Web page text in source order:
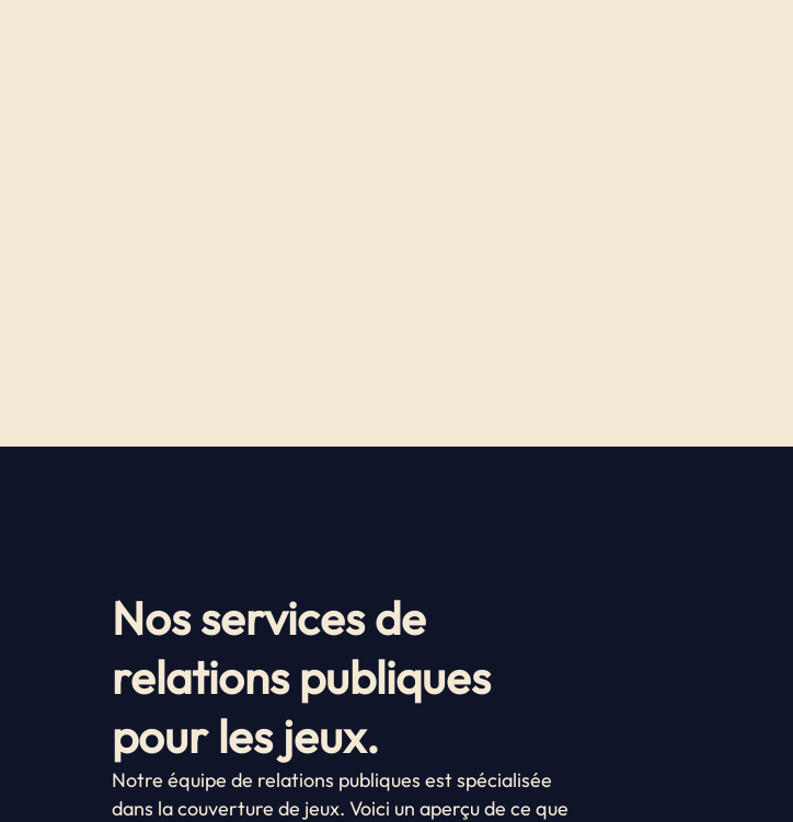
Nos services de
relations publiques
pour les jeux.
Notre équipe de relations publiques est spécialisée
dans la couverture de jeux. Voici un aperçu de ce que